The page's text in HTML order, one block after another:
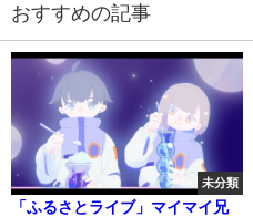
おすすめの記事
未分類
「ふるさとライブ」マイマイ兄